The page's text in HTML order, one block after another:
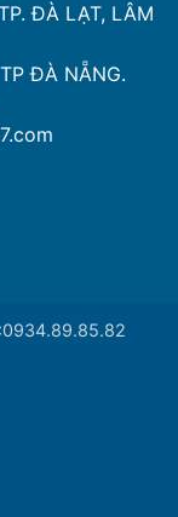
ĐÀ LẠT, LÂM
ĐÀ NẴNG.